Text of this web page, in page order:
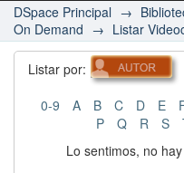
DSpace Principal →
On Demand → Listar
Listar por:
0-9 A B C D E
P
Q R S
Lo sentimos, no